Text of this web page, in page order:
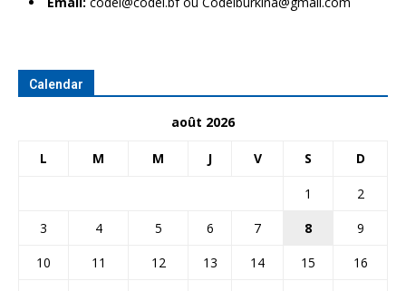
Calendar
août 2026
L M M J V S D
1
2
3
4 5 6 7 8
9
10
11 12 13 14 15
16